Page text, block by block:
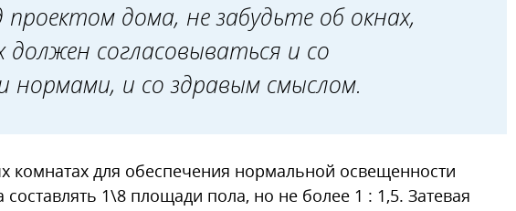
дома, не забудьте об окнах,
должен согласовываться и со
и со здравым смыслом.
комнатах для обеспечения нормальной освещенности
1\8 площади пола, но не более 1 : 1,5. Затевая